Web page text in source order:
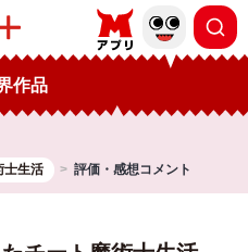
作品
士生活
評価・感想コメント